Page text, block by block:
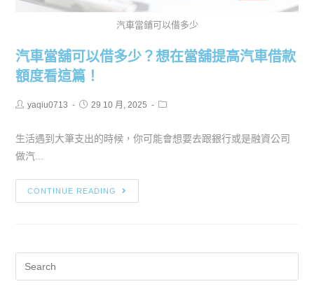
汽車當鋪可以借多少
汽車當舖可以借多少？想在當舖提高汽車借款
額度看這篇！
yaqiu0713 29 10 月, 2025
生活遇到大筆支出的時候，你可能會想要去跟銀行或是融資公司
做汽...
CONTINUE READING